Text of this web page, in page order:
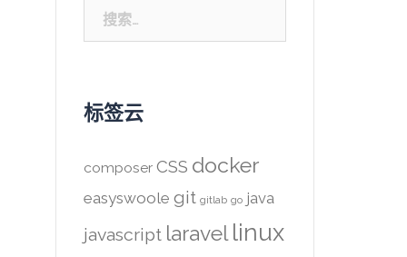
索：
标签云
composer CSS docker
easyswoole git gitlab go java
javascript laravel linux